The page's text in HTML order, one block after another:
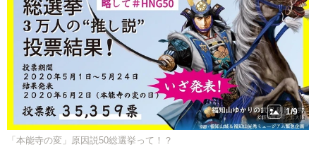
1/9
「本能寺の変」原因説50総選挙って！？